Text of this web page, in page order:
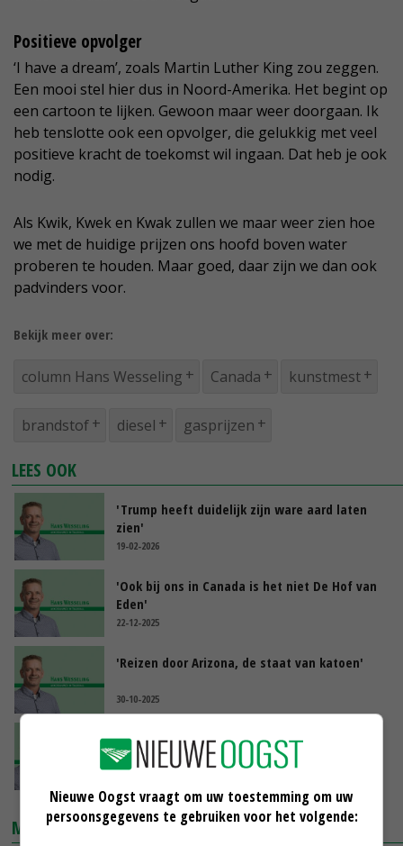
Positieve opvolger
‘I have a dream’, zoals Martin Luther King zou zeggen.
Een mooi stel hier dus in Noord-Amerika. Het begint op
een cartoon te lijken. Gewoon maar weer doorgaan. Ik
heb tenslotte ook een opvolger, die gelukkig met veel
positieve kracht de toekomst wil ingaan. Dat heb je ook
nodig.
Als Kwik, Kwek en Kwak zullen we maar weer zien hoe
we met de huidige prijzen ons hoofd boven water
proberen te houden. Maar goed, daar zijn we dan ook
padvinders voor.
Bekijk meer over:
column Hans Wesseling Canada kunstmest
brandstof diesel gasprijzen
LEES OOK
'Trump heeft duidelijk zijn ware aard laten
zien'
19-02-2026
'Ook bij ons in Canada is het niet De Hof van
Eden'
22-12-2025
'Reizen door Arizona, de staat van katoen'
30-10-2025
'Gezonde stress of boerenonmacht?'
MARKTPRIJZEN
Nieuwe Oogst vraagt om uw toestemming om uw
persoonsgegevens te gebruiken voor het volgende: